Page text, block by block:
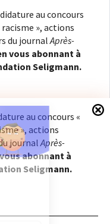
au concours
», actions
du journal Après-
vous abonnant à
Seligmann.
vous
la Fondation
politique de
de vous
au concours «
», actions
journalAprès-
abonnant à
Seligmann.